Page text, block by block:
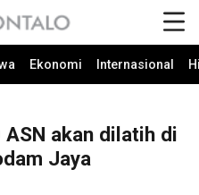
Ekonomi Internasional
akan dilatih di
Jaya